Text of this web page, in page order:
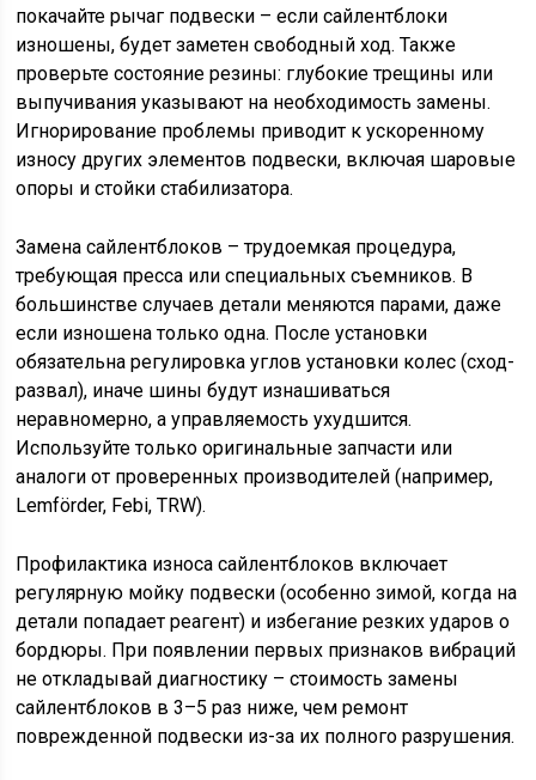
покачайте рычаг подвески – если сайлентблоки
изношены, будет заметен свободный ход. Также
проверьте состояние резины: глубокие трещины или
выпучивания указывают на необходимость замены.
Игнорирование проблемы приводит к ускоренному
износу других элементов подвески, включая шаровые
опоры и стойки стабилизатора.
Замена сайлентблоков – трудоемкая процедура,
требующая пресса или специальных съемников. В
большинстве случаев детали меняются парами, даже
если изношена только одна. После установки
обязательна регулировка углов установки колес (сход-
развал), иначе шины будут изнашиваться
неравномерно, а управляемость ухудшится.
Используйте только оригинальные запчасти или
аналоги от проверенных производителей (например,
Lemförder, Febi, TRW).
Профилактика износа сайлентблоков включает
регулярную мойку подвески (особенно зимой, когда на
детали попадает реагент) и избегание резких ударов о
бордюры. При появлении первых признаков вибраций
не откладывай диагностику – стоимость замены
сайлентблоков в 3–5 раз ниже, чем ремонт
поврежденной подвески из-за их полного разрушения.